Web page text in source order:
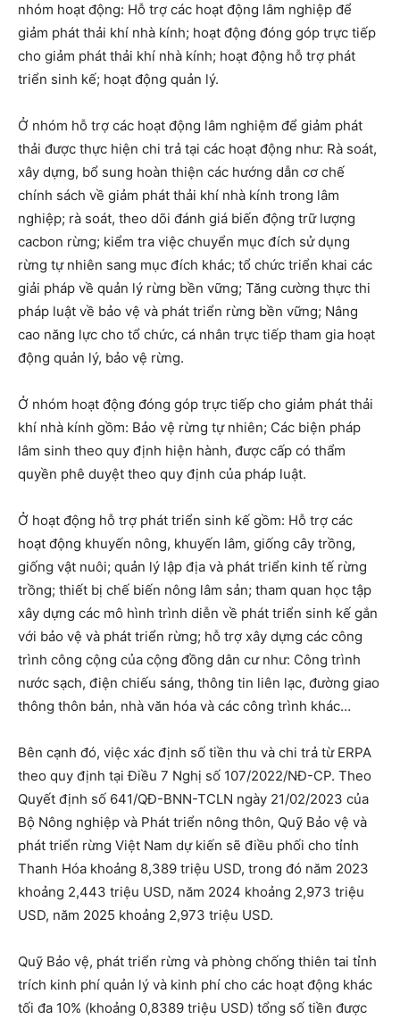
nhóm hoạt động: Hỗ trợ các hoạt động lâm nghiệp để
giảm phát thải khí nhà kính; hoạt động đóng góp trực tiếp
cho giảm phát thải khí nhà kính; hoạt động hỗ trợ phát
triển sinh kế; hoạt động quản lý.
Ở nhóm hỗ trợ các hoạt động lâm nghiệm để giảm phát
thải được thực hiện chi trả tại các hoạt động như: Rà soát,
xây dựng, bổ sung hoàn thiện các hướng dẫn cơ chế
chính sách về giảm phát thải khí nhà kính trong lâm
nghiệp; rà soát, theo dõi đánh giá biến động trữ lượng
cacbon rừng; kiểm tra việc chuyển mục đích sử dụng
rừng tự nhiên sang mục đích khác; tổ chức triển khai các
giải pháp về quản lý rừng bền vững; Tăng cường thực thi
pháp luật về bảo vệ và phát triển rừng bền vững; Nâng
cao năng lực cho tổ chức, cá nhân trực tiếp tham gia hoạt
động quản lý, bảo vệ rừng.
Ở nhóm hoạt động đóng góp trực tiếp cho giảm phát thải
khí nhà kính gồm: Bảo vệ rừng tự nhiên; Các biện pháp
lâm sinh theo quy định hiện hành, được cấp có thẩm
quyền phê duyệt theo quy định của pháp luật.
Ở hoạt động hỗ trợ phát triển sinh kế gồm: Hỗ trợ các
hoạt động khuyến nông, khuyến lâm, giống cây trồng,
giống vật nuôi; quản lý lập địa và phát triển kinh tế rừng
trồng; thiết bị chế biến nông lâm sản; tham quan học tập
xây dựng các mô hình trình diễn về phát triển sinh kế gắn
với bảo vệ và phát triển rừng; hỗ trợ xây dựng các công
trình công cộng của cộng đồng dân cư như: Công trình
nước sạch, điện chiếu sáng, thông tin liên lạc, đường giao
thông thôn bản, nhà văn hóa và các công trình khác…
Bên cạnh đó, việc xác định số tiền thu và chi trả từ ERPA
theo quy định tại Điều 7 Nghị số 107/2022/NĐ-CP. Theo
Quyết định số 641/QĐ-BNN-TCLN ngày 21/02/2023 của
Bộ Nông nghiệp và Phát triển nông thôn, Quỹ Bảo vệ và
phát triển rừng Việt Nam dự kiến sẽ điều phối cho tỉnh
Thanh Hóa khoảng 8,389 triệu USD, trong đó năm 2023
khoảng 2,443 triệu USD, năm 2024 khoảng 2,973 triệu
USD, năm 2025 khoảng 2,973 triệu USD.
Quỹ Bảo vệ, phát triển rừng và phòng chống thiên tai tỉnh
trích kinh phí quản lý và kinh phí cho các hoạt động khác
tối đa 10% (khoảng 0,8389 triệu USD) tổng số tiền được